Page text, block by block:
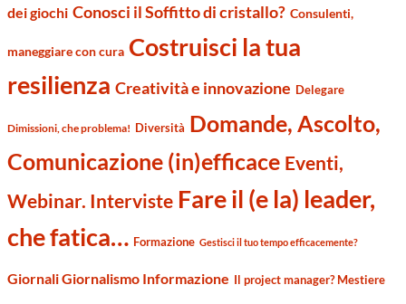
dei giochi Conosci il Soffitto di cristallo? Consulenti,
maneggiare con cura Costruisci la tua
resilienza Creatività e innovazione Delegare
Dimissioni, che problema! Diversità Domande, Ascolto,
Comunicazione (in)efficace Eventi,
Webinar. Interviste Fare il (e la) leader,
che fatica… Formazione Gestisci il tuo tempo efficacemente?
Giornali Giornalismo Informazione Il project manager? Mestiere